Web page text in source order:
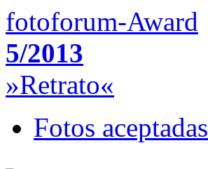
fotoforum-Award
5/2013
»Retrato«
Fotos aceptadas